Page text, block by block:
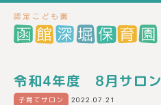
令和4年度 8月サロ
子育てサロン 2022.07.21